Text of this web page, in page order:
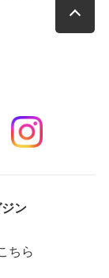
ン
ちら